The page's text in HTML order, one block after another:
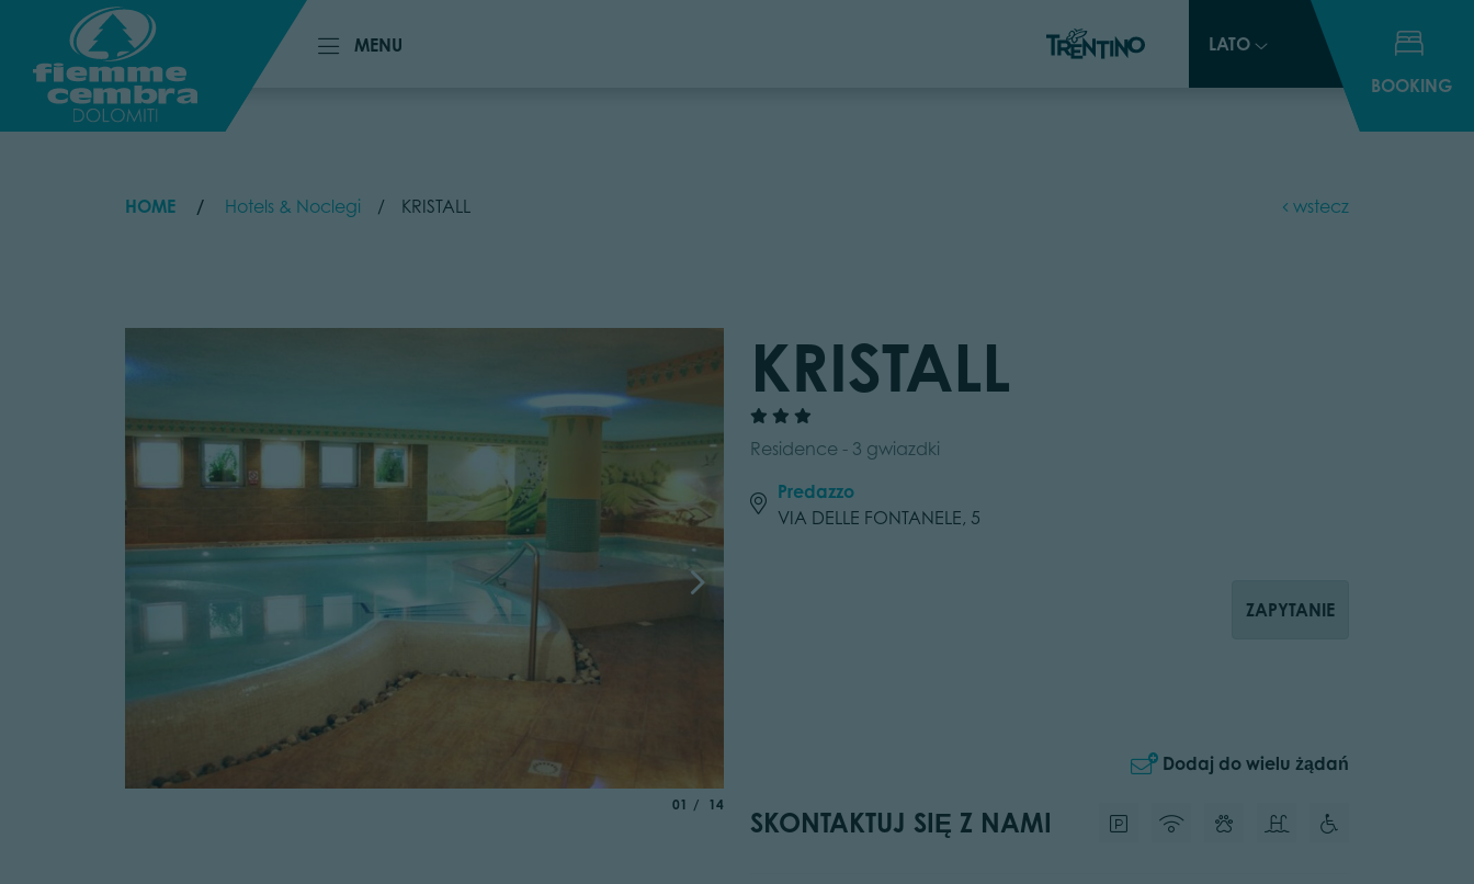
MENU
LATO
BOOKING
MENU
LATO
BOOKING
HOME Hotels & Noclegi KRISTALL wstecz
aria.slide_indicator.prefix
01 of
14
KRISTALL
Residence - 3 gwiazdki
Predazzo
VIA DELLE FONTANELE, 5
ZAPYTANIE
Dodaj do wielu żądań
SKONTAKTUJ SIĘ Z NAMI